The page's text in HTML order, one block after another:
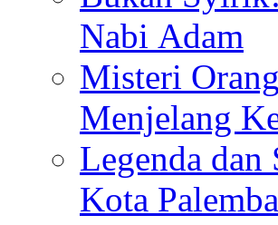
Nabi Adam
Misteri
Menjelang
Legenda
Kota